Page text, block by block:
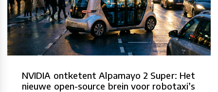
NVIDIA ontketent Alpamayo 2 Super: Het
nieuwe open-source brein voor robotaxi’s